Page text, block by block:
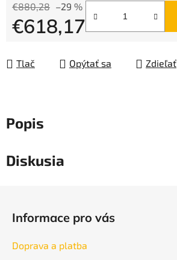
€880,28 –29 %
€618,17
Tlač Opýtať sa Zdieľať
Popis
Diskusia
Informace pro vás
Doprava a platba